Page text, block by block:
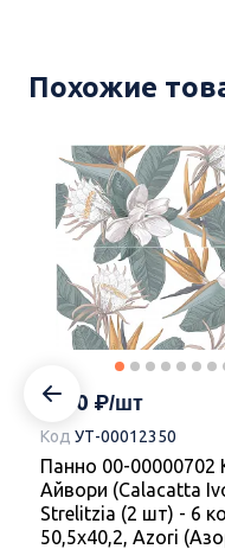
КодУТ-00020824
Плитка 00-
Wood 20,1х50,5,
Под заказ.
В корзину
Похожие
1370
Код УТ-00012350
Панно 00-00000702
Айвори (Calacatta
Strelitzia (2 шт) - 6
50,5х40,2, Azori